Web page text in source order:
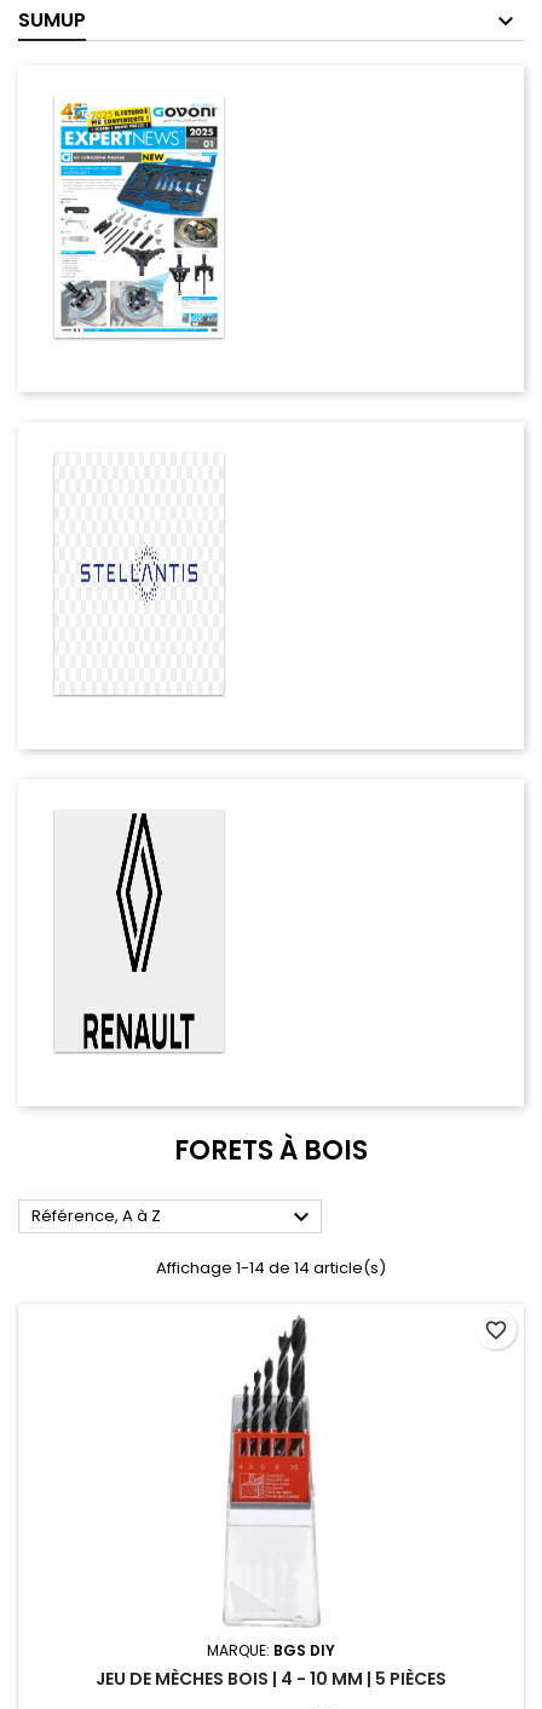
SUMUP
FORETS À BOIS
Référence, A à Z 
Affichage 1-14 de 14 article(s)
MARQUE: BGS DIY
JEU DE MÈCHES BOIS | 4 - 10 MM | 5 PIÈCES
favorite_border